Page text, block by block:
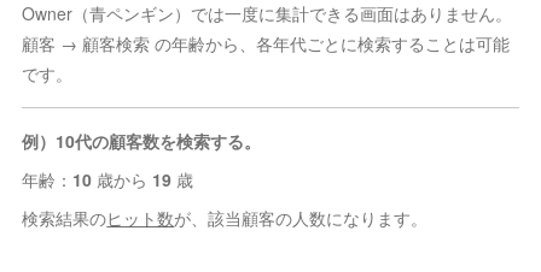
Owner（青ペンギン）では一度に集計できる画面はありません。
顧客 → 顧客検索 の年齢から、各年代ごとに検索することは可能
です。
例）10代の顧客数を検索する。
年齢： 10 歳から 19 歳
検索結果のヒット数が、該当顧客の人数になります。